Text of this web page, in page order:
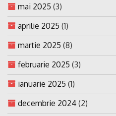
mai 2025 (3)
aprilie 2025 (1)
martie 2025 (8)
februarie 2025 (3)
ianuarie 2025 (1)
decembrie 2024 (2)